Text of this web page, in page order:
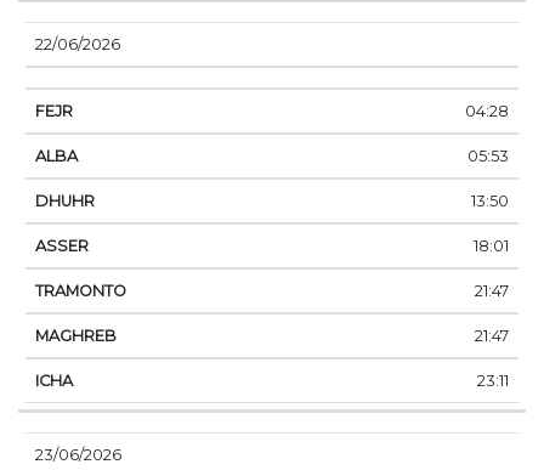
22/06/2026
04:28
05:53
13:50
18:01
21:47
21:47
23:11
23/06/2026